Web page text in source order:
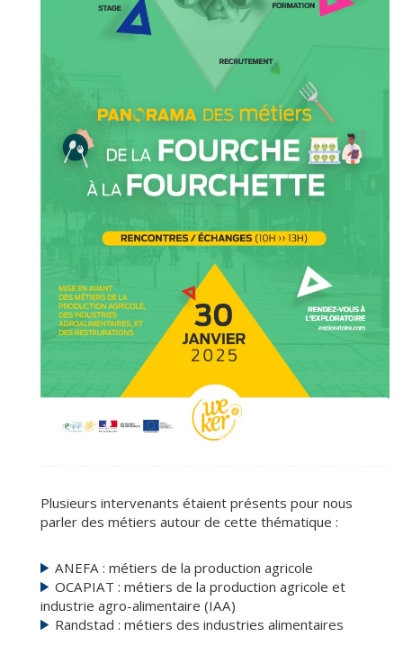
Plusieurs intervenants étaient présents pour nous
parler des métiers autour de cette thématique :
ANEFA : métiers de la production agricole
OCAPIAT : métiers de la production agricole et
industrie agro-alimentaire (IAA)
Randstad : métiers des industries alimentaires